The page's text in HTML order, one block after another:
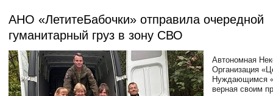
АНО «ЛетитеБабочки» отправила очередной
гуманитарный груз в зону СВО
Автономная
Организация
Нуждающимся
верная своим